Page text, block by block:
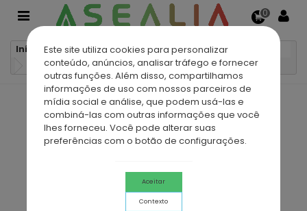
Este site utiliza cookies para personalizar
conteúdo, anúncios, analisar tráfego e fornecer
outras funções. Além disso, compartilhamos
informações de uso com nossos parceiros de
mídia social e análise, que podem usá-las e
combiná-las com outras informações que você
lhes forneceu. Você pode alterar suas
preferências com o botão de configurações.
Aceitar
Contexto
0
Início Bases de duche
Bases de duche de resina
Base Duche Resina ANTARTIC